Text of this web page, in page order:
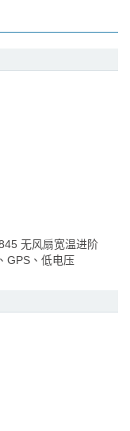
无风扇宽温进阶
GPS、低电压